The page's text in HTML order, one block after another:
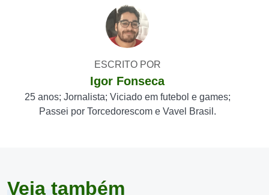
ESCRITO POR
Igor Fonseca
25 anos; Jornalista; Viciado em futebol e games;
Passei por Torcedorescom e Vavel Brasil.
Veja também